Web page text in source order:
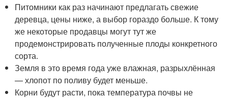
Питомники как раз начинают предлагать свежие
деревца, цены ниже, а выбор гораздо больше. К тому
же некоторые продавцы могут тут же
продемонстрировать полученные плоды конкретного
сорта.
Земля в это время года уже влажная, разрыхлённая
— хлопот по поливу будет меньше.
Корни будут расти, пока температура почвы не